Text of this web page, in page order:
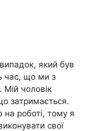
який був
час, що ми з
чоловік
затримається.
роботі, тому я
свої